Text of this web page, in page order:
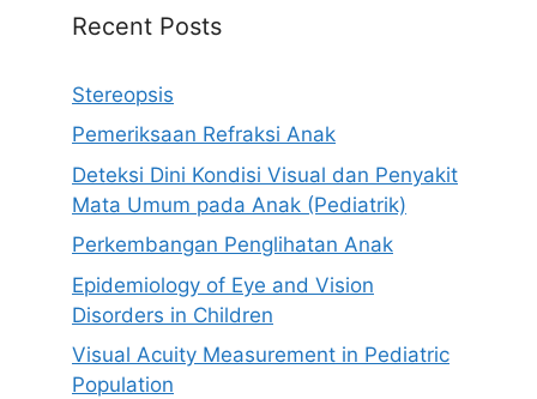
Recent Posts
Stereopsis
Pemeriksaan Refraksi Anak
Deteksi Dini Kondisi Visual dan Penyakit
Mata Umum pada Anak (Pediatrik)
Perkembangan Penglihatan Anak
Epidemiology of Eye and Vision
Disorders in Children
Visual Acuity Measurement in Pediatric
Population